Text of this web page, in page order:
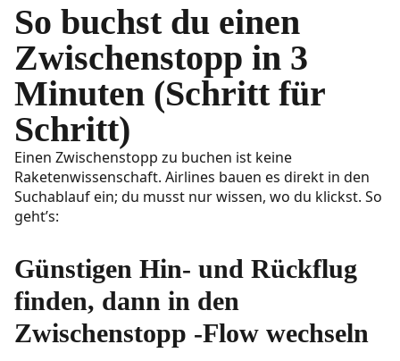
So buchst du einen
Zwischenstopp in 3
Minuten (Schritt für
Schritt)
Einen Zwischenstopp zu buchen ist keine
Raketenwissenschaft. Airlines bauen es direkt in den
Suchablauf ein; du musst nur wissen, wo du klickst. So
geht’s:
Günstigen Hin- und Rückflug
finden, dann in den
Zwischenstopp -Flow wechseln